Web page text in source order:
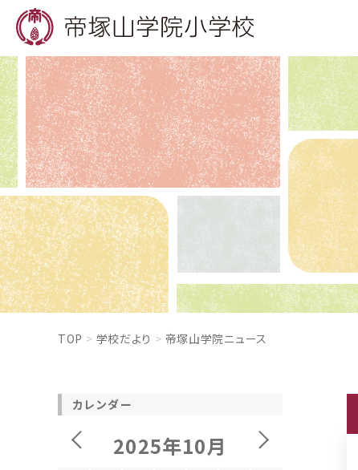
TOP 学校だより 帝塚山学院ニュース
カレンダー
2025年10月